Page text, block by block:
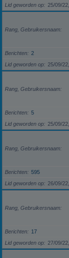
Lid geworden op
25/09/
Rang, Gebruikersnaam
Berichten
2
Lid geworden op
25/09/
Rang, Gebruikersnaam
Berichten
5
Lid geworden op
25/09/
Rang, Gebruikersnaam
Berichten
595
Lid geworden op
26/09/
Rang, Gebruikersnaam
Berichten
17
Lid geworden op
27/09/